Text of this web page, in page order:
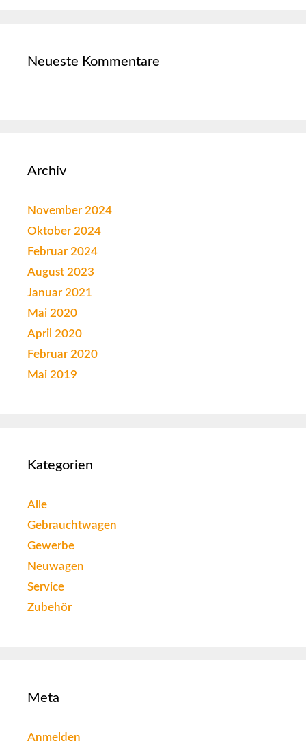
Neueste Kommentare
Archiv
November 2024
Oktober 2024
Februar 2024
August 2023
Januar 2021
Mai 2020
April 2020
Februar 2020
Mai 2019
Kategorien
Alle
Gebrauchtwagen
Gewerbe
Neuwagen
Service
Zubehör
Meta
Anmelden